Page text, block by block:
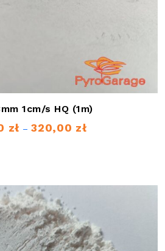
1cm/s HQ (1m)
zł – 320,00 złZakres